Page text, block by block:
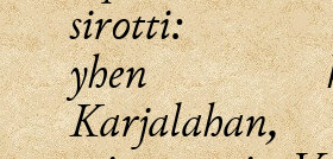
sirotti:
yhen
Karjalahan,